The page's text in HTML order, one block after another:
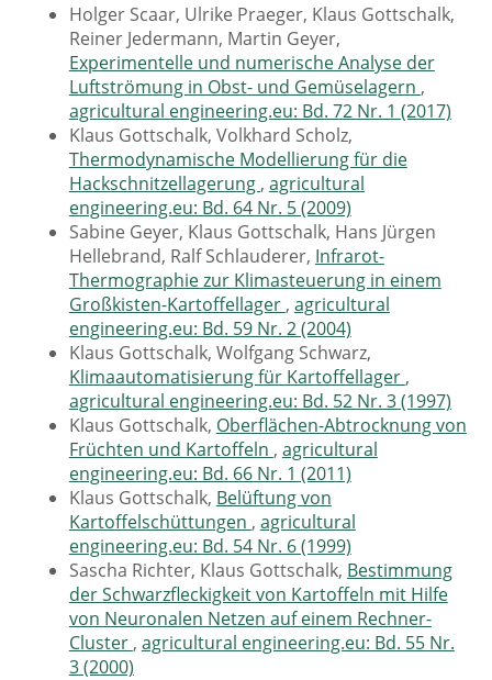
Holger Scaar, Ulrike Praeger, Klaus Gottschalk,
Reiner Jedermann, Martin Geyer,
Experimentelle und numerische Analyse der
Luftströmung in Obst- und Gemüselagern ,
agricultural engineering.eu: Bd. 72 Nr. 1 (2017)
Klaus Gottschalk, Volkhard Scholz,
Thermodynamische Modellierung für die
Hackschnitzellagerung , agricultural
engineering.eu: Bd. 64 Nr. 5 (2009)
Sabine Geyer, Klaus Gottschalk, Hans Jürgen
Hellebrand, Ralf Schlauderer, Infrarot-
Thermographie zur Klimasteuerung in einem
Großkisten-Kartoffellager , agricultural
engineering.eu: Bd. 59 Nr. 2 (2004)
Klaus Gottschalk, Wolfgang Schwarz,
Klimaautomatisierung für Kartoffellager ,
agricultural engineering.eu: Bd. 52 Nr. 3 (1997)
Klaus Gottschalk, Oberflächen-Abtrocknung von
Früchten und Kartoffeln , agricultural
engineering.eu: Bd. 66 Nr. 1 (2011)
Klaus Gottschalk, Belüftung von
Kartoffelschüttungen , agricultural
engineering.eu: Bd. 54 Nr. 6 (1999)
Sascha Richter, Klaus Gottschalk, Bestimmung
der Schwarzfleckigkeit von Kartoffeln mit Hilfe
von Neuronalen Netzen auf einem Rechner-
Cluster , agricultural engineering.eu: Bd. 55 Nr.
3 (2000)